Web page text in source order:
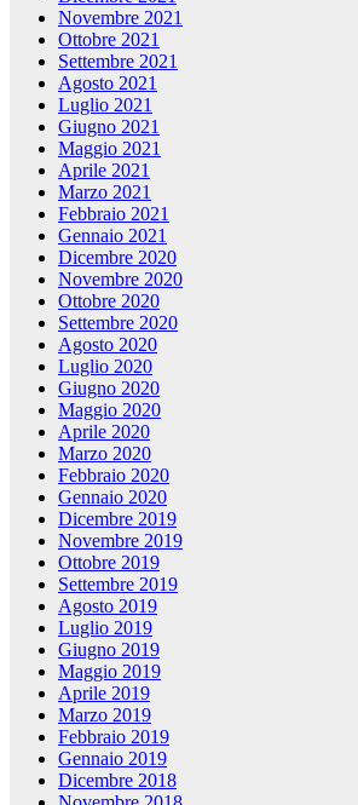
Novembre 2021
Ottobre 2021
Settembre 2021
Agosto 2021
Luglio 2021
Giugno 2021
Maggio 2021
Aprile 2021
Marzo 2021
Febbraio 2021
Gennaio 2021
Dicembre 2020
Novembre 2020
Ottobre 2020
Settembre 2020
Agosto 2020
Luglio 2020
Giugno 2020
Maggio 2020
Aprile 2020
Marzo 2020
Febbraio 2020
Gennaio 2020
Dicembre 2019
Novembre 2019
Ottobre 2019
Settembre 2019
Agosto 2019
Luglio 2019
Giugno 2019
Maggio 2019
Aprile 2019
Marzo 2019
Febbraio 2019
Gennaio 2019
Dicembre 2018